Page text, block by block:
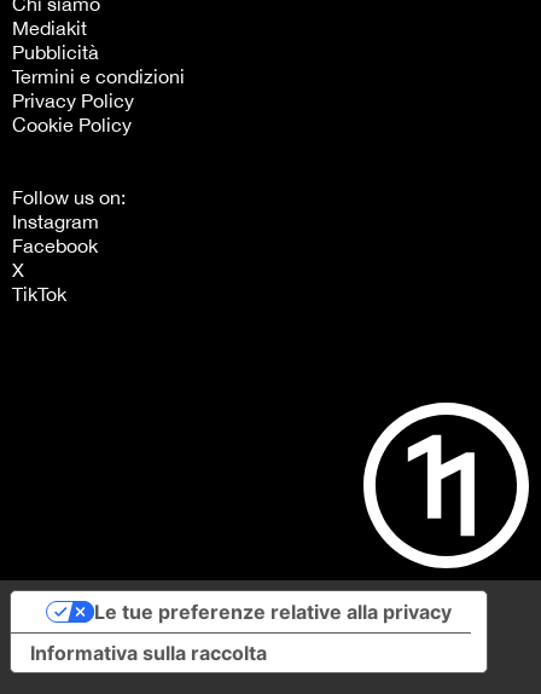
Mediakit
Pubblicità
Termini e condizioni
Privacy Policy
Cookie Policy
Follow us on:
Instagram
Facebook
X
TikTok
Informativa sulla raccolta
Le tue preferenze relative alla privacy